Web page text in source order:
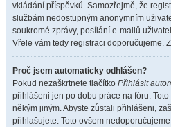
vkládání příspěvků. Samozřejmě, že
službám nedostupným anonymním
soukromé zprávy, posílání e-mailů
Vřele vám tedy registraci doporučujeme.
Proč jsem automaticky odhlášen?
Pokud nezaškrtnete tlačítko Přihlásit
přihlášeni jen po dobu práce na fóru.
někým jiným. Abyste zůstali přihlášeni,
přihlašujete. Toto ovšem